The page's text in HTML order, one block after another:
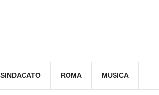
SINDACATO ROMA MUSICA